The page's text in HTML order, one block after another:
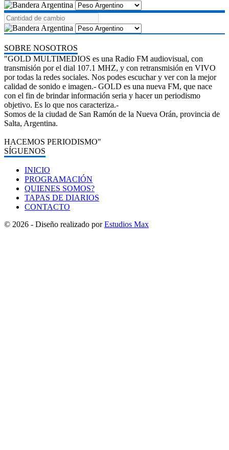
SOBRE NOSOTROS
"GOLD MULTIMEDIOS es una Radio FM audiovisual, con
transmisión por el dial 107.1 MHZ, y con retransmisión en VIVO
por todas la redes sociales. Nos podes escuchar y ver con la mejor
calidad de sonido e imagen.- GOLD es una nueva FM, que nace
con el fin de brindar información seria y hacer un periodismo
objetivo. Es lo que nos caracteriza.-
Somos de la ciudad de San Ramón de la Nueva Orán, provincia de
Salta, Argentina.
HACEMOS PERIODISMO"
SÍGUENOS
INICIO
PROGRAMACIÓN
QUIENES SOMOS?
TAPAS DE DIARIOS
CONTACTO
© 2026 - Diseño realizado porEstudios Max